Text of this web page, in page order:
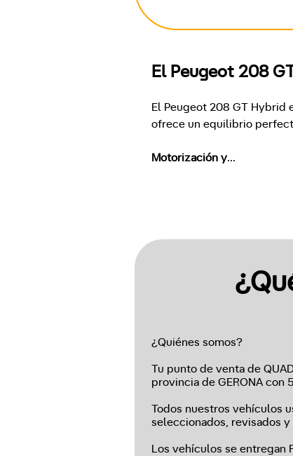
El Peugeot 208
El Peugeot 208 GT Hybrid
ofrece un equilibrio
Motorización y...
¿Quiénes somos?
Tu punto de venta de
provincia de GERONA con
Todos nuestros vehículos
seleccionados, revisados
Los vehículos se entregan